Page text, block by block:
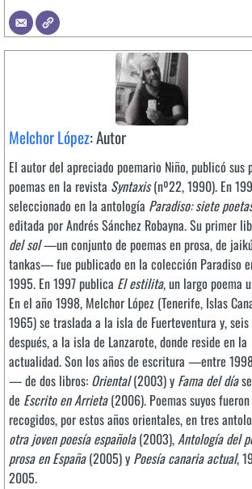
Melchor López: Autor
El autor del apreciado poemario Niño, publicó sus
poemas en la revista Syntaxis(nº22, 1990). En
seleccionado en la antología Paradiso: siete
editada por Andrés Sánchez Robayna. Su primer
del sol—un conjunto de poemas en prosa, de
tankas— fue publicado en la colección Paradiso
1995. En 1997 publica El estilita, un largo poema
En el año 1998, Melchor López (Tenerife, Islas
1965) se traslada a la isla de Fuerteventura y, seis
después, a la isla de Lanzarote, donde reside en la
actualidad. Son los años de escritura —entre
— de dos libros: Oriental(2003) y Fama del día
de Escrito en Arrieta(2006). Poemas suyos fueron
recogidos, por estos años orientales, en tres
otra joven poesía española(2003),Antología del
prosa en España(2005) y Poesía canaria actual,
2005.